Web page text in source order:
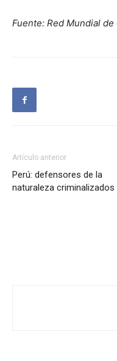
Fuente: Red Mundial
Artículo anterior
Perú: defensores de la
naturaleza criminalizados